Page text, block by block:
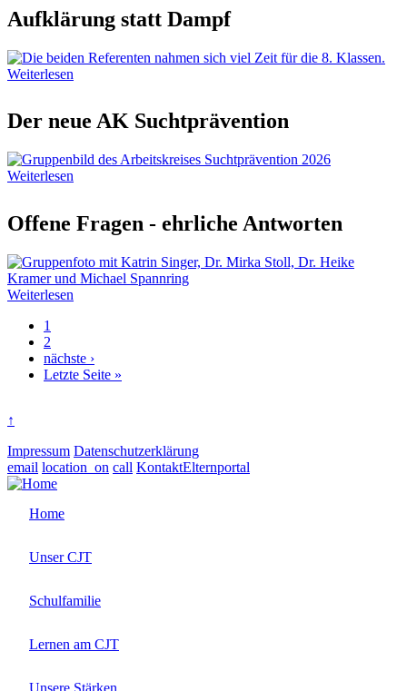
Aufklärung statt Dampf
Weiterlesen
Der neue AK Suchtprävention
Weiterlesen
Offene Fragen - ehrliche Antworten
Weiterlesen
Seitennummerierung
Aktuelle
Seite
1
Page
2
Nächste
Seite
nächste ›
Letzte
Letzte Seite »
↑
Impressum Datenschutzerklärung
email location_on call KontaktElternportal
Home
Unser CJT
Schulfamilie
Lernen am CJT